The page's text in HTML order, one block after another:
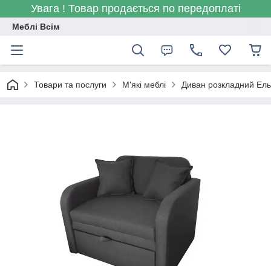
Увага ! Товар продається по передоплаті
Меблі Всім
Товари та послуги М'які меблі Диван розкладний